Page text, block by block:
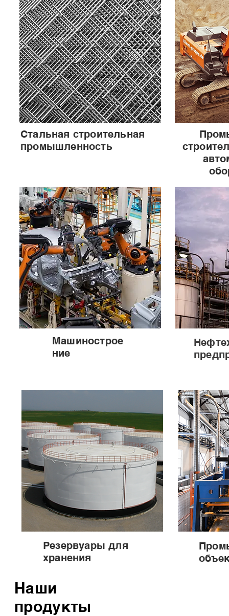
Стальная строительная
промышленность
Машинострое
ние
Резервуары для
хранения
Наши
продукты